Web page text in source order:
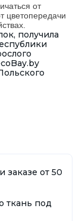
от
цветопередачи
получила
заказе от 50
ткань под